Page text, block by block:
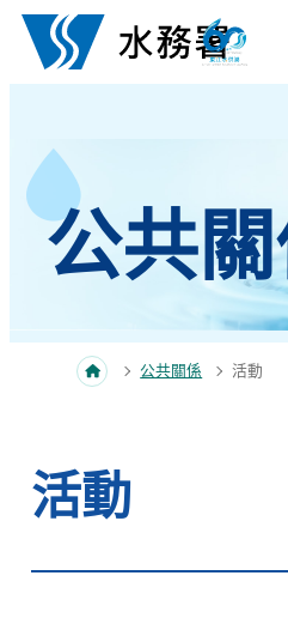
跳至內容
公共
公共關係 活動
活動